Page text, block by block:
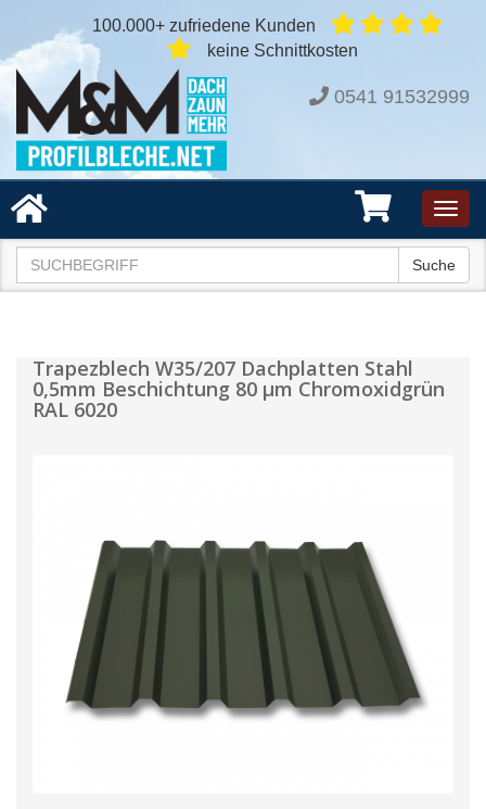
100.000+ zufriedene Kunden
keine Schnittkosten
0541 91532999
Suche
Trapezblech W35/207 Dachplatten Stahl
0,5mm Beschichtung 80 µm Chromoxidgrün
RAL 6020